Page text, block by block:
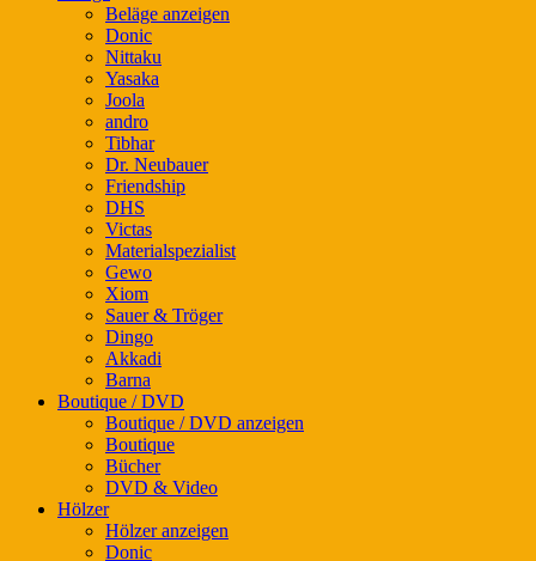
Beläge anzeigen
Donic
Nittaku
Yasaka
Joola
andro
Tibhar
Dr. Neubauer
Friendship
DHS
Victas
Materialspezialist
Gewo
Xiom
Sauer & Tröger
Dingo
Akkadi
Barna
Boutique / DVD
Boutique / DVD anzeigen
Boutique
Bücher
DVD & Video
Hölzer
Hölzer anzeigen
Donic